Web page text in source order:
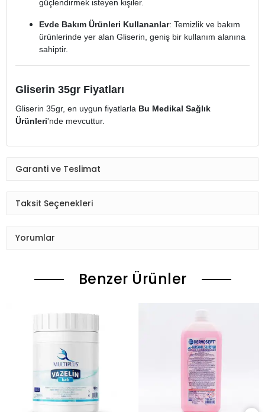
güçlendirmek isteyen kişiler.
Evde Bakım Ürünleri Kullananlar: Temizlik ve bakım
ürünlerinde yer alan Gliserin, geniş bir kullanım alanına
sahiptir.
Gliserin 35gr Fiyatları
Gliserin 35gr, en uygun fiyatlarla Bu Medikal Sağlık
Ürünleri'nde mevcuttur.
Garanti ve Teslimat
Taksit Seçenekleri
Yorumlar
Benzer Ürünler